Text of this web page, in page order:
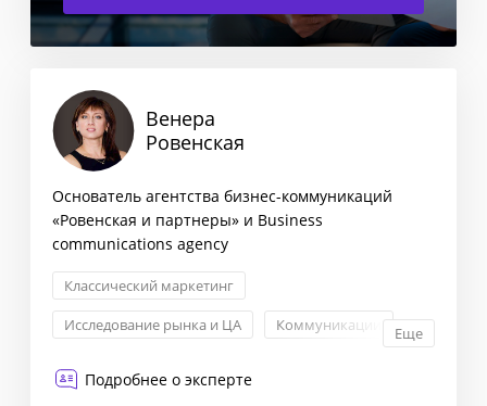
Венера
Ровенская
Основатель агентства бизнес-коммуникаций
«Ровенская и партнеры» и Business
communications agency
Классический маркетинг
Исследование рынка и ЦА
Коммуникации
Еще
Подробнее о эксперте